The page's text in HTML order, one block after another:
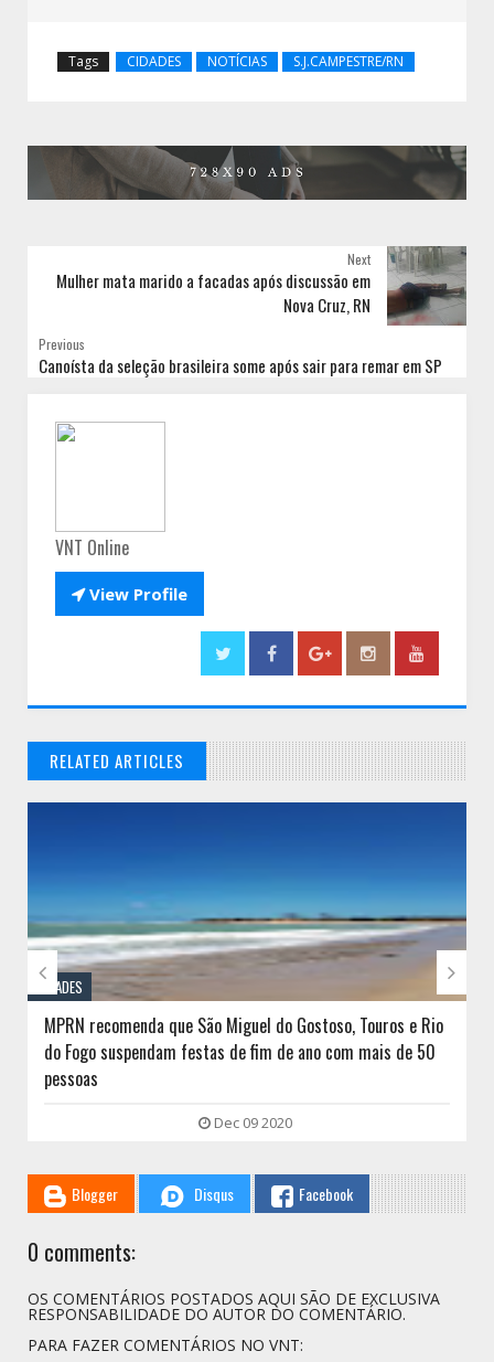
Tags CIDADES NOTÍCIAS S.J.CAMPESTRE/RN
Next
Mulher mata marido a facadas após discussão em
Nova Cruz, RN
Previous
Canoísta da seleção brasileira some após sair para remar em SP
VNT Online
View Profile
RELATED ARTICLES
// THATS WHAT YOU MIGHT BE LOOKING FOR
CIDADES
MPRN recomenda que São Miguel do Gostoso, Touros e Rio
do Fogo suspendam festas de fim de ano com mais de 50
pessoas
Dec 09 2020
 
Blogger Disqus Facebook
0 comments:
OS COMENTÁRIOS POSTADOS AQUI SÃO DE EXCLUSIVA
RESPONSABILIDADE DO AUTOR DO COMENTÁRIO.
PARA FAZER COMENTÁRIOS NO VNT: